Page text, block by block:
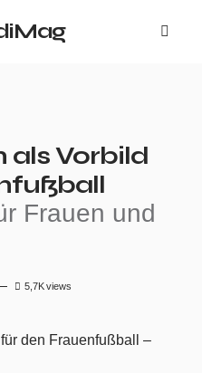
als Vorbild
Frauen und
5,7Kviews